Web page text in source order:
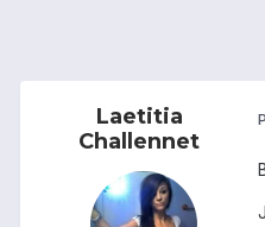
Laetitia
Challennet